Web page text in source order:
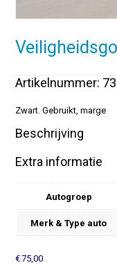
Artikelnummer:
Zwart. Gebruikt, marge
Beschrijving
Extra informatie
Autogroep
Merk & Type auto
€75,00